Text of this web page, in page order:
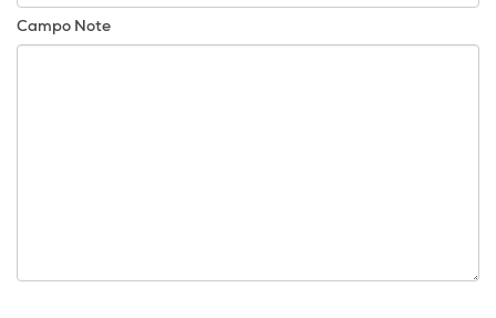
Campo Note